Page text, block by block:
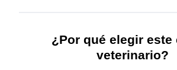
¿Por qué elegir este
veterinario?